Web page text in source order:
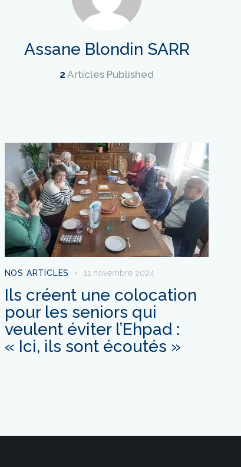
Assane Blondin SARR
2 Articles Published
NOS ARTICLES 11 novembre 2024
Ils créent une colocation
pour les seniors qui
veulent éviter l’Ehpad :
« Ici, ils sont écoutés »